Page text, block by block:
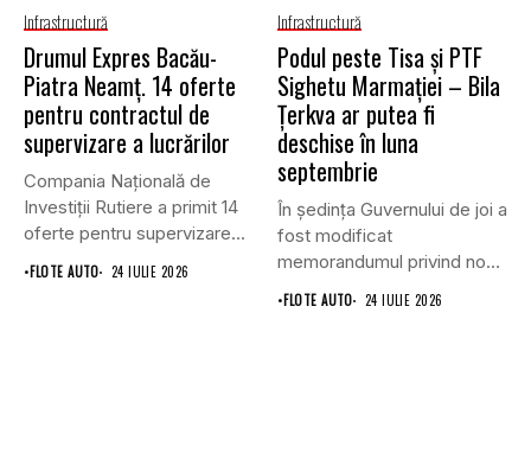
Infrastructură
Drumul Expres Bacău-
Piatra Neamț. 14 oferte
pentru contractul de
supervizare a lucrărilor
Compania Națională de
Investiții Rutiere a primit 14
oferte pentru supervizarea
lucrărilor...
•FLOTE AUTO 24 IULIE 2026
Infrastructură
Podul peste Tisa și PTF
Sighetu Marmației – Bila
Țerkva ar putea fi
deschise în luna
septembrie
În ședința Guvernului de joi a
fost modificat
memorandumul privind noul
punct...
•FLOTE AUTO 24 IULIE 2026